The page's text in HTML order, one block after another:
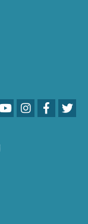
YoutubeLinkedIn